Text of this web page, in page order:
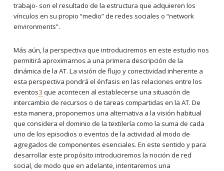
trabajo- son el resultado de la estructura que adquieren los
vínculos en su propio “medio” de redes sociales o “network
environments”.
Más aún, la perspectiva que introduciremos en este estudio nos
permitirá aproximarnos a una primera descripción de la
dinámica de la AT. La visión de flujo y conectividad inherente a
esta perspectiva pondrá el énfasis en las relaciones entre los
eventos3 que acontecen al establecerse una situación de
intercambio de recursos o de tareas compartidas en la AT. De
esta manera, proponemos una alternativa a la visión habitual
que considera el dominio de la textilería como la suma de cada
uno de los episodios o eventos de la actividad al modo de
agregados de componentes esenciales. En este sentido y para
desarrollar este propósito introduciremos la noción de red
social, de modo que en adelante, intentaremos una